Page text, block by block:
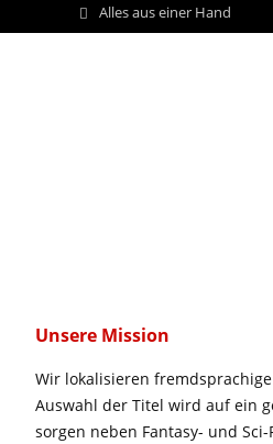
Alles aus einer Hand
Unsere Mission
Wir lokalisieren
Auswahl der Titel wird auf ein
sorgen neben Fantasy- und